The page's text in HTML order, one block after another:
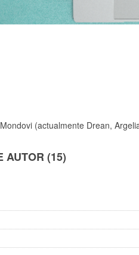
(actualmente Drean,
AUTOR (15)